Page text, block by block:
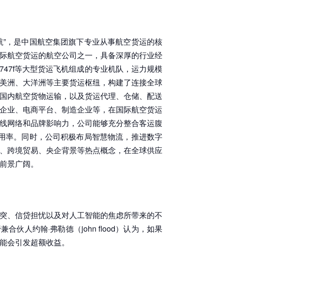
，是中国航空集团旗下专业从事航空货运的核
航空货运的航空公司之一，具备深厚的行业经
等大型货运飞机组成的专业机队，运力规模
洲、大洋洲等主要货运枢纽，构建了连接全球
内航空货物运输，以及货运代理、仓储、配送
业、电商平台、制造企业等，在国际航空货运
网络和品牌影响力，公司能够充分整合客运腹
率。同时，公司积极布局智慧物流，推进数字
跨境贸易、央企背景等热点概念，在全球供应
景广阔。
、信贷担忧以及对人工智能的焦虑所带来的不
合伙人约翰·弗勒德（john flood）认为，如果
会引发超额收益。